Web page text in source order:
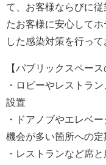
て、お客様ならびに
たお客様に安心して
した感染対策を行って
【パブリックスペース
・ロビーやレストラ
設置
・ドアノブやエレベ
機会が多い箇所への
・レストランなど席